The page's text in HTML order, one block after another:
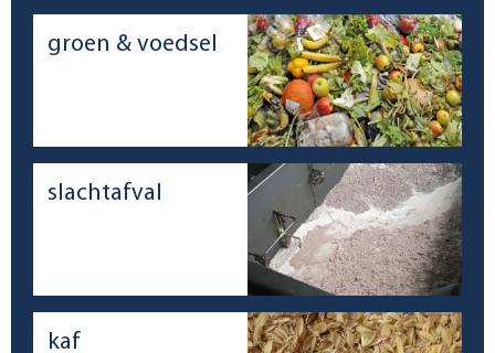
groen & voedsel
slachtafval
kaf